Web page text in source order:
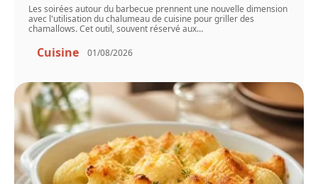
Les soirées autour du barbecue prennent une nouvelle dimension
avec l'utilisation du chalumeau de cuisine pour griller des
chamallows. Cet outil, souvent réservé aux…
Cuisine 01/08/2026